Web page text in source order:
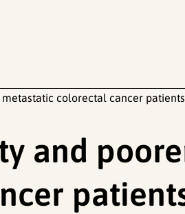
colorectal cancer
and